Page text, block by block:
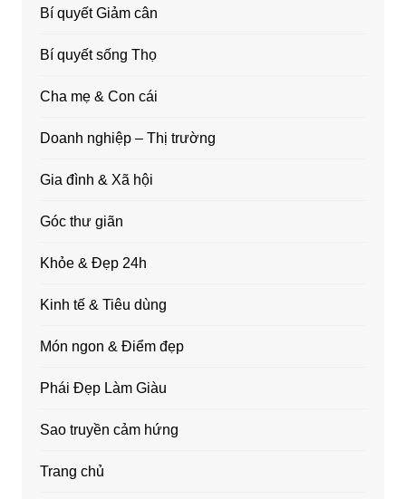
Bí quyết Giảm cân
Bí quyết sống Thọ
Cha mẹ & Con cái
Doanh nghiệp – Thị trường
Gia đình & Xã hội
Góc thư giãn
Khỏe & Đẹp 24h
Kinh tế & Tiêu dùng
Món ngon & Điểm đẹp
Phái Đẹp Làm Giàu
Sao truyền cảm hứng
Trang chủ